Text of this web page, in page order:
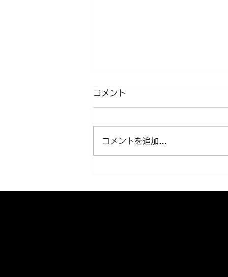
近所クルージング
コメント
コメントを追加…